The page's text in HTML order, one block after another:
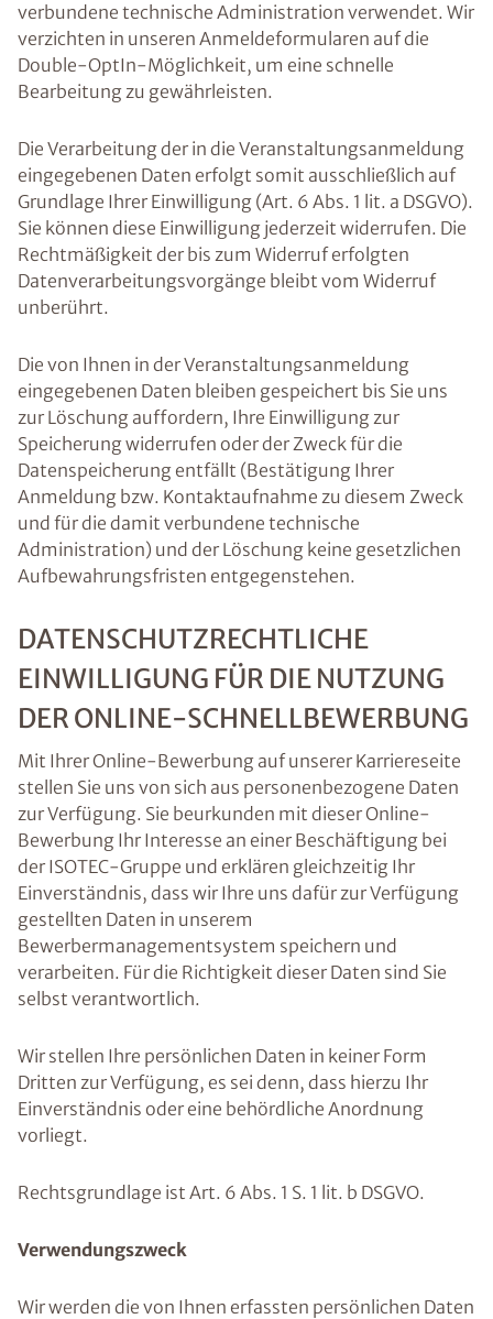
verbundene technische Administration verwendet. Wir
verzichten in unseren Anmeldeformularen auf die
Double-OptIn-Möglichkeit, um eine schnelle
Bearbeitung zu gewährleisten.
Die Verarbeitung der in die Veranstaltungsanmeldung
eingegebenen Daten erfolgt somit ausschließlich auf
Grundlage Ihrer Einwilligung (Art. 6 Abs. 1 lit. a DSGVO).
Sie können diese Einwilligung jederzeit widerrufen. Die
Rechtmäßigkeit der bis zum Widerruf erfolgten
Datenverarbeitungsvorgänge bleibt vom Widerruf
unberührt.
Die von Ihnen in der Veranstaltungsanmeldung
eingegebenen Daten bleiben gespeichert bis Sie uns
zur Löschung auffordern, Ihre Einwilligung zur
Speicherung widerrufen oder der Zweck für die
Datenspeicherung entfällt (Bestätigung Ihrer
Anmeldung bzw. Kontaktaufnahme zu diesem Zweck
und für die damit verbundene technische
Administration) und der Löschung keine gesetzlichen
Aufbewahrungsfristen entgegenstehen.
DATENSCHUTZRECHTLICHE
EINWILLIGUNG FÜR DIE NUTZUNG
DER ONLINE-SCHNELLBEWERBUNG
Mit Ihrer Online-Bewerbung auf unserer Karriereseite
stellen Sie uns von sich aus personenbezogene Daten
zur Verfügung. Sie beurkunden mit dieser Online-
Bewerbung Ihr Interesse an einer Beschäftigung bei
der ISOTEC-Gruppe und erklären gleichzeitig Ihr
Einverständnis, dass wir Ihre uns dafür zur Verfügung
gestellten Daten in unserem
Bewerbermanagementsystem speichern und
verarbeiten. Für die Richtigkeit dieser Daten sind Sie
selbst verantwortlich.
Wir stellen Ihre persönlichen Daten in keiner Form
Dritten zur Verfügung, es sei denn, dass hierzu Ihr
Einverständnis oder eine behördliche Anordnung
vorliegt.
Rechtsgrundlage ist Art. 6 Abs. 1 S. 1 lit. b DSGVO.
Verwendungszweck
Wir werden die von Ihnen erfassten persönlichen Daten